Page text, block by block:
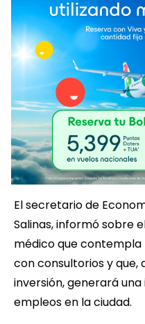
El secretario de
Salinas, informó sobre
médico que
con consultorios y que,
inversión, generará
empleos en la ciudad.